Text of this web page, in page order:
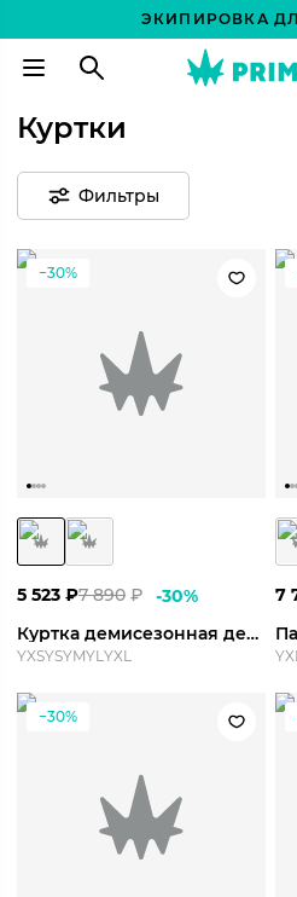
ЭКИПИРОВКА
Куртки
Фильтры
−30%
7 890 ₽
5 523 ₽ -30%
Куртка демисезонная детская Element 24 Fall Jacket Y
YXSYSYMYLYXL
7
−30%